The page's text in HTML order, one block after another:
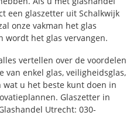
een glaszetter uit Schalkwijk
onze vakman het glas
wordt het glas vervangen.
vertellen over de voordelen
van enkel glas, veiligheidsglas,
u het beste kunt doen in
Glaszetter in
Utrecht: 030-